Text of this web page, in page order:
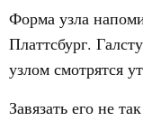
Форма узла
Платтсбург.
узлом смотрятся
Завязать его не